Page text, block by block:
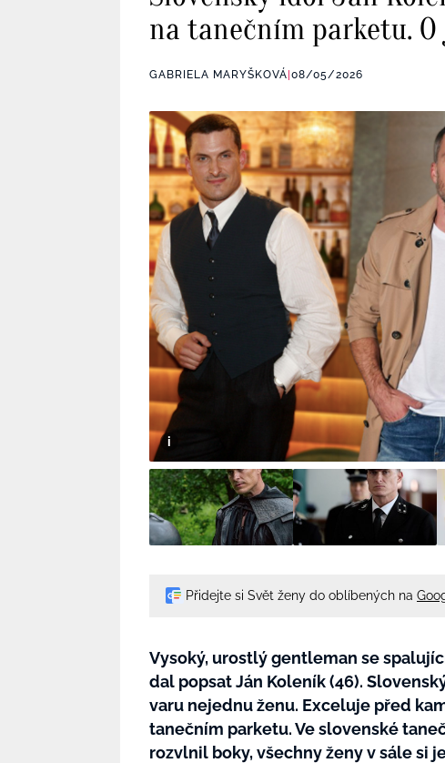
na tanečním parketu.
GABRIELA MARYŠKOVÁ 08/05/2026
Přidejte si Svět ženy do oblíbených na
Vysoký, urostlý gentleman se
dal popsat Ján Koleník (46).
varu nejednu ženu. Exceluje před
tanečním parketu. Ve slovenské
rozvlnil boky, všechny ženy v sále si